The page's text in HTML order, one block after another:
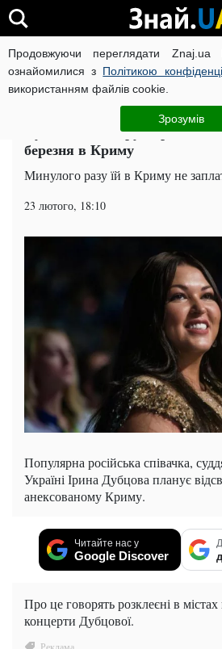
Продовжуючи переглядати
ознайомилися з Політикою
використанням файлів cookie.
Зрозумів
ВІЙНА РОСІЇ ПРОТИ УКРАЇНИ
Шоу-бізнес
Суддя Х-Фактору вирішила
березня в Криму
Минулого разу їй в Криму не
23 лютого, 18:10
Популярна російська співачка,
Україні Ірина Дубцова планує
анексованому Криму.
Читайте нас у
Google Discover
Про це говорять розклеєні в
концерти Дубцової.